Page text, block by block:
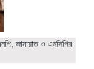
জামায়াত ও এনসিপির